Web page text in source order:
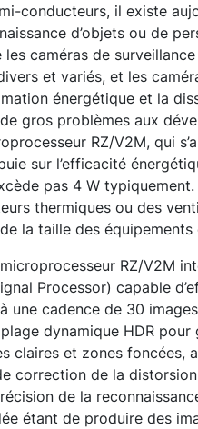
conducteurs, il existe
d’objets ou de
caméras de
et variés, et les
énergétique et la
gros problèmes aux
RZ/V2M, qui
sur l’efficacité
pas 4 W
thermiques ou des
la taille des
RZ/V2M
Processor) capable
une cadence de 30
dynamique HDR
claires et zones foncées,
correction de la
de la
étant de produire des